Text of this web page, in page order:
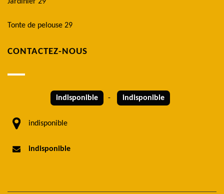
Tonte de pelouse 29
CONTACTEZ-NOUS
indisponible - indisponible
indisponible
indisponible